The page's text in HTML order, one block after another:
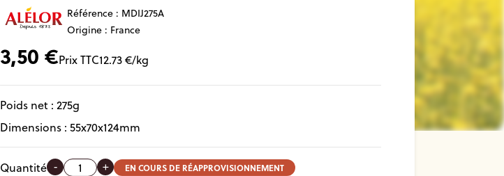
Référence : MDIJ275A
Origine : France
3,50€Prix TTC12.73€/kg
Poids net :275g
Dimensions :55x70x124mm
Quantité - + EN COURS DE RÉAPPROVISIONNEMENT